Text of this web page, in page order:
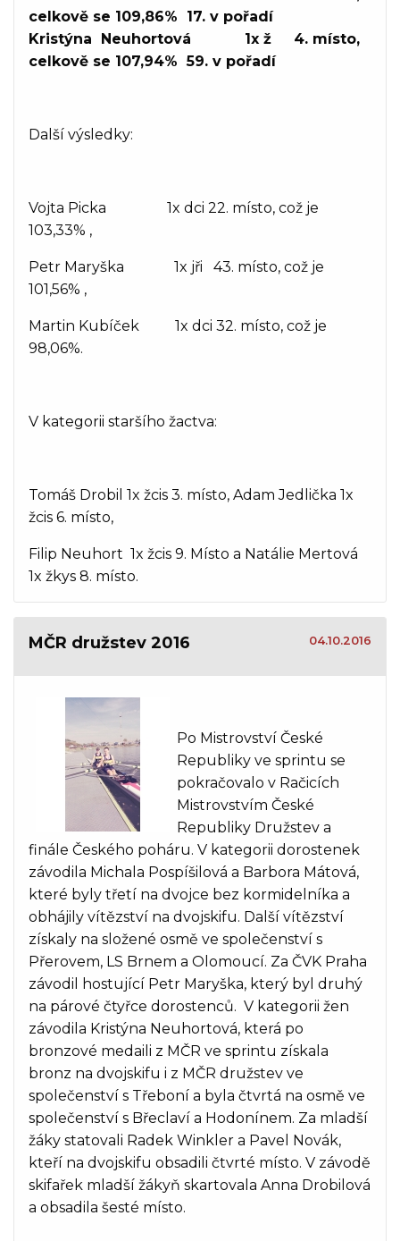
celkově se 109,86% 17. v pořadí
Kristýna Neuhortová 1x ž 4. místo,
celkově se 107,94% 59. v pořadí
Další výsledky:
Vojta Picka 1x dci 22. místo, což je
103,33% ,
Petr Maryška 1x jři 43. místo, což je
101,56% ,
Martin Kubíček 1x dci 32. místo, což je
98,06%.
V kategorii staršího žactva:
Tomáš Drobil 1x žcis 3. místo, Adam Jedlička 1x
žcis 6. místo,
Filip Neuhort 1x žcis 9. Místo a Natálie Mertová
1x žkys 8. místo.
MČR družstev 2016 04.10.2016
Po Mistrovství České
Republiky ve sprintu se
pokračovalo v Račicích
Mistrovstvím České
Republiky Družstev a
finále Českého poháru. V kategorii dorostenek
závodila Michala Pospíšilová a Barbora Mátová,
které byly třetí na dvojce bez kormidelníka a
obhájily vítězství na dvojskifu. Další vítězství
získaly na složené osmě ve společenství s
Přerovem, LS Brnem a Olomoucí. Za ČVK Praha
závodil hostující Petr Maryška, který byl druhý
na párové čtyřce dorostenců. V kategorii žen
závodila Kristýna Neuhortová, která po
bronzové medaili z MČR ve sprintu získala
bronz na dvojskifu i z MČR družstev ve
společenství s Třeboní a byla čtvrtá na osmě ve
společenství s Břeclaví a Hodonínem. Za mladší
žáky statovali Radek Winkler a Pavel Novák,
kteří na dvojskifu obsadili čtvrté místo. V závodě
skifařek mladší žákyň skartovala Anna Drobilová
a obsadila šesté místo.